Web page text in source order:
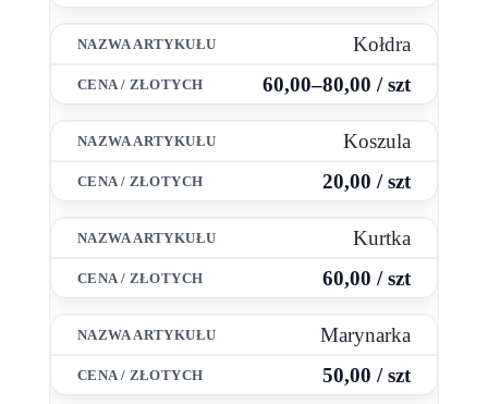
Kołdra
60,00–80,00 / szt
Koszula
20,00 / szt
Kurtka
60,00 / szt
Marynarka
50,00 / szt